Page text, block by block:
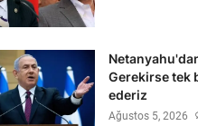
Gerekirse tek
ederiz
Ağustos 5, 2026